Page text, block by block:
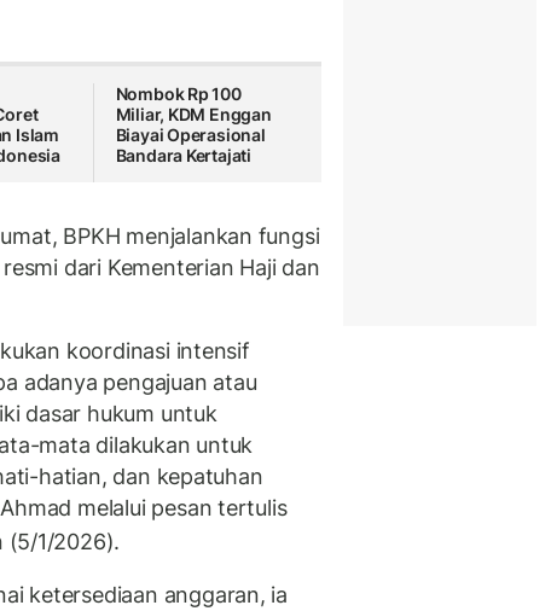
Islam
Nombok Rp 100
Miliar, KDM Enggan
Biayai Operasional
Bandara Kertajati
BPKH menjalankan fungsi
dari Kementerian Haji dan
koordinasi intensif
adanya pengajuan atau
dasar hukum untuk
mata dilakukan untuk
hatian, dan kepatuhan
melalui pesan tertulis
(5/1/2026).
ketersediaan anggaran, ia